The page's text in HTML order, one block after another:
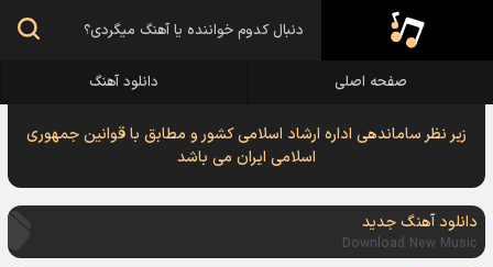
صفحه اصلی دانلود آهنگ
زیر نظر ساماندهی اداره ارشاد اسلامی کشور و مطابق با قوانین جمهوری
اسلامی ایران می باشد
دانلود آهنگ جدید
Download New Music